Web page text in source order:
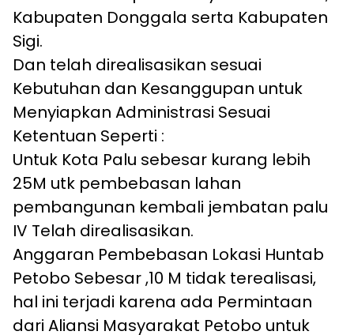
Kabupaten Donggala serta Kabupaten
Sigi.
Dan telah direalisasikan sesuai
Kebutuhan dan Kesanggupan untuk
Menyiapkan Administrasi Sesuai
Ketentuan Seperti :
Untuk Kota Palu sebesar kurang lebih
25M utk pembebasan lahan
pembangunan kembali jembatan palu
IV Telah direalisasikan.
Anggaran Pembebasan Lokasi Huntab
Petobo Sebesar ,10 M tidak terealisasi,
hal ini terjadi karena ada Permintaan
dari Aliansi Masyarakat Petobo untuk